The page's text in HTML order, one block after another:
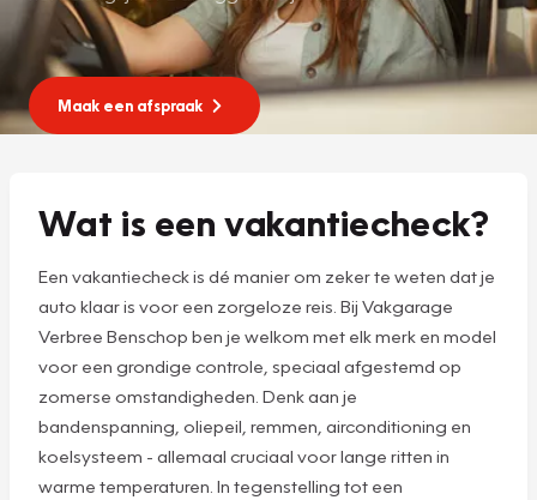
Maak een afspraak
Wat is een vakantiecheck?
Een vakantiecheck is dé manier om zeker te weten dat je
auto klaar is voor een zorgeloze reis. Bij Vakgarage
Verbree Benschop ben je welkom met elk merk en model
voor een grondige controle, speciaal afgestemd op
zomerse omstandigheden. Denk aan je
bandenspanning, oliepeil, remmen, airconditioning en
koelsysteem - allemaal cruciaal voor lange ritten in
warme temperaturen. In tegenstelling tot een